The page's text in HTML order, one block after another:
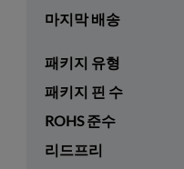
마지막 배송
패키지 유형
패키지 핀 수
ROHS 준수
리드프리